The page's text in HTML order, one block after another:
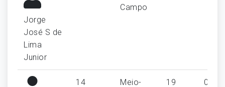
Jorge
José S de
Lima
Junior
Campo
14
Meio-
19 0